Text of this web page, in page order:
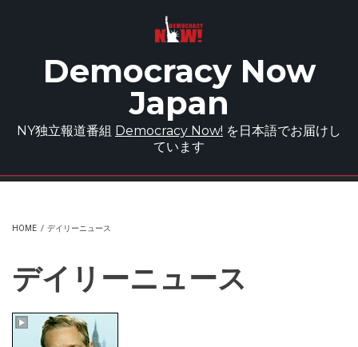
Democracy Now
Japan
NY独立報道番組 Democracy Now! を日本語でお届けし
ています
HOME / デイリーニュース
デイリーニュース